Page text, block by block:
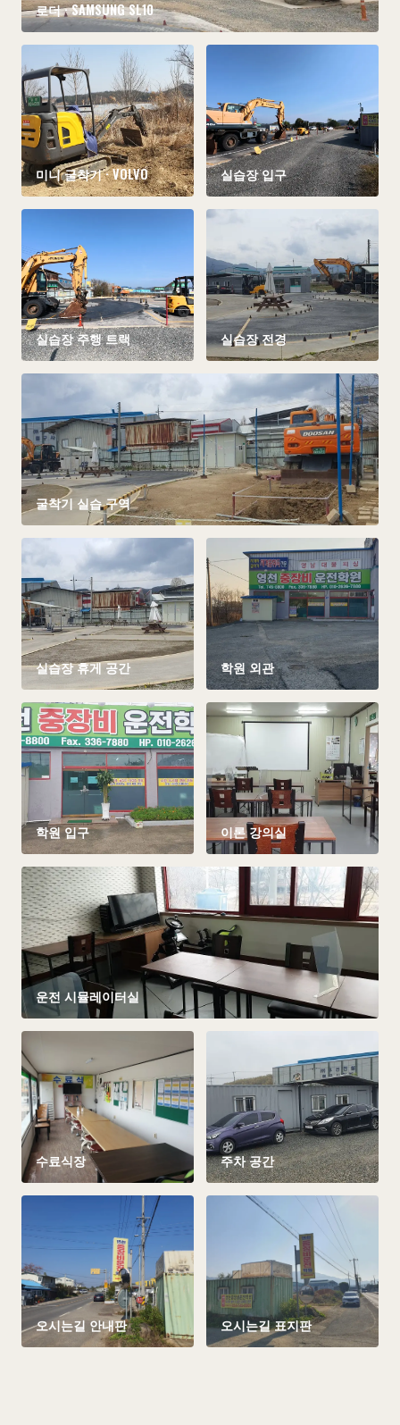
로더 · SAMSUNG SL10
미니 굴착기 · VOLVO 실습장 입구
실습장 주행 트랙 실습장 전경
굴착기 실습 구역
실습장 휴게 공간 학원 외관
학원 입구 이론 강의실
운전 시뮬레이터실
수료식장 주차 공간
오시는길 안내판 오시는길 표지판